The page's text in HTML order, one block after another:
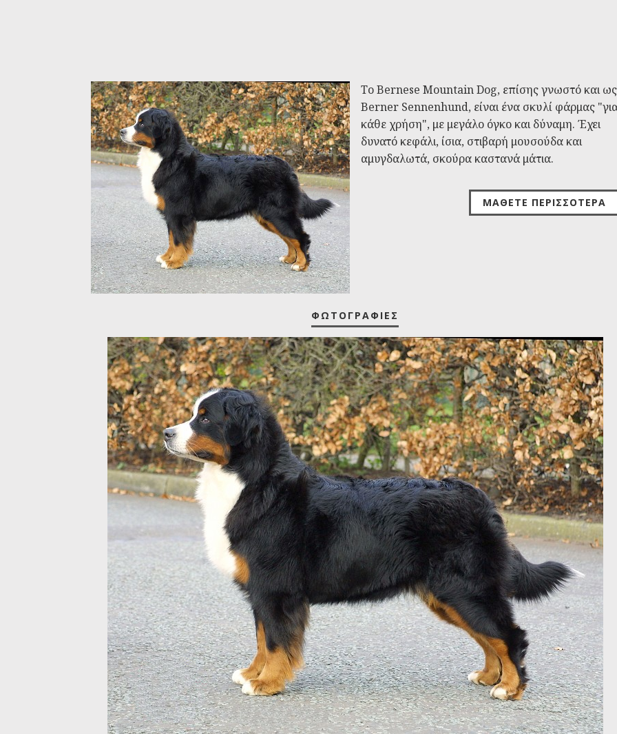
Το Bernese Mountain Dog, επίσης γνωστό και ως
Berner Sennenhund, είναι ένα σκυλί φάρμας
κάθε χρήση", με μεγάλο όγκο και δύναμη. Έχει
δυνατό κεφάλι, ίσια, στιβαρή μουσούδα και
αμυγδαλωτά, σκούρα καστανά μάτια.
ΜΆΘΕΤΕ ΠΕΡΙΣΣΌΤΕΡΑ
ΦΩΤΟΓΡΑΦΊΕΣ